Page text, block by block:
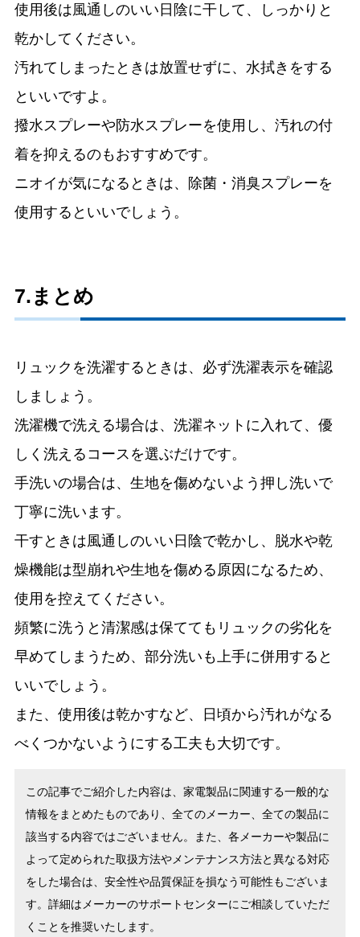
使用後は風通しのいい日陰に干して、しっかりと
乾かしてください。
汚れてしまったときは放置せずに、水拭きをする
といいですよ。
撥水スプレーや防水スプレーを使用し、汚れの付
着を抑えるのもおすすめです。
ニオイが気になるときは、除菌・消臭スプレーを
使用するといいでしょう。
7.まとめ
リュックを洗濯するときは、必ず洗濯表示を確認
しましょう。
洗濯機で洗える場合は、洗濯ネットに入れて、優
しく洗えるコースを選ぶだけです。
手洗いの場合は、生地を傷めないよう押し洗いで
丁寧に洗います。
干すときは風通しのいい日陰で乾かし、脱水や乾
燥機能は型崩れや生地を傷める原因になるため、
使用を控えてください。
頻繁に洗うと清潔感は保ててもリュックの劣化を
早めてしまうため、部分洗いも上手に併用すると
いいでしょう。
また、使用後は乾かすなど、日頃から汚れがなる
べくつかないようにする工夫も大切です。
この記事でご紹介した内容は、家電製品に関連する一般的な
情報をまとめたものであり、全てのメーカー、全ての製品に
該当する内容ではございません。また、各メーカーや製品に
よって定められた取扱方法やメンテナンス方法と異なる対応
をした場合は、安全性や品質保証を損なう可能性もございま
す。詳細はメーカーのサポートセンターにご相談していただ
くことを推奨いたします。